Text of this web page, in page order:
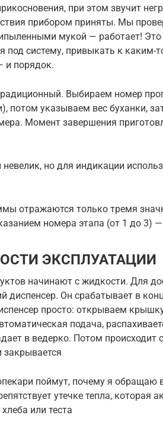
при этом звучит
прибором приняты. Мы
мукой — работает! Это
под систему, привыкать к каким-
и порядок.
Выбираем номер
потом указываем вес буханки,
Момент завершения
невелик, но для индикации
отражаются только тремя
номера этапа (от 1 до 3)
ЭКСПЛУАТАЦИИ
начинают с жидкости. Для
диспенсер. Он срабатывает в
просто: открываем
подача,
в ведерко. Потом происходит
закрывается
поймут, почему я обращаю
утечке тепла, которая
или теста